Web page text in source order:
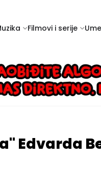
Filmovi i serije
Edvarda